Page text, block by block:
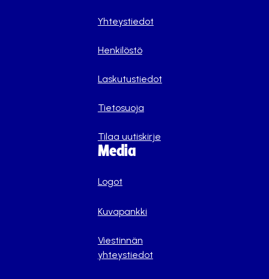
Yhteystiedot
Henkilöstö
Laskutustiedot
Tietosuoja
Tilaa uutiskirje
Media
Logot
Kuvapankki
Viestinnän
yhteystiedot